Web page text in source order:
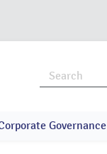
Governance